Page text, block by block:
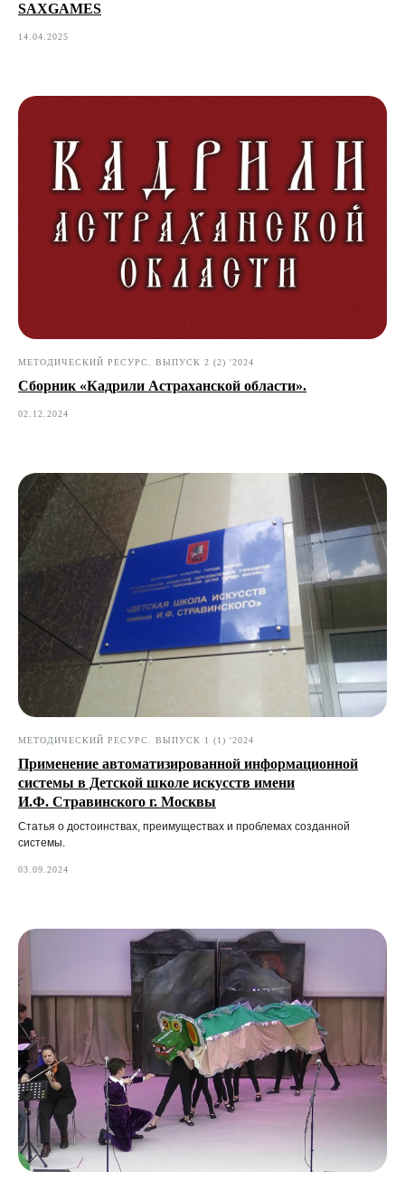
SAXGAMES
14.04.2025
МЕТОДИЧЕСКИЙ РЕСУРС. ВЫПУСК 2 (2) '2024
Сборник «Кадрили Астраханской области».
02.12.2024
МЕТОДИЧЕСКИЙ РЕСУРС. ВЫПУСК 1 (1) '2024
Применение автоматизированной информационной
системы в Детской школе искусств имени
И.Ф. Стравинского г. Москвы
Статья о достоинствах, преимуществах и проблемах созданной
системы.
03.09.2024